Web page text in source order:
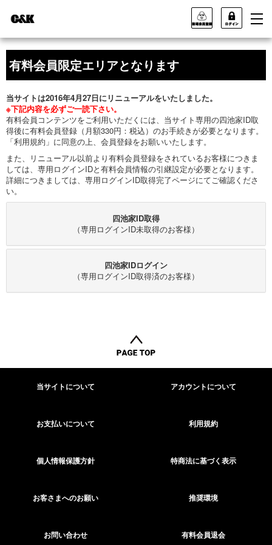
有料会員限定エリアとなります
当サイトは2016年4月27日にリニューアルをいたしました。
※下記内容を必ずご一読下さい。
有料会員コンテンツをご利用いただくには、当サイト専用の四池家ID取
得後に有料会員登録（月額330円：税込）のお手続きが必要となります。
「利用規約」に同意の上、会員登録をお願いいたします。
また、リニューアル以前より有料会員登録をされているお客様につきま
しては、専用ログインIDと有料会員情報の引継設定が必要となります。
詳細につきましては、専用ログインID取得完了ページにてご確認くださ
い。
四池家ID取得
（専用ログインID未取得のお客様）
四池家IDログイン
（専用ログインID取得済のお客様）
当サイトについて アカウントについて
お支払いについて 利用規約
個人情報保護方針 特商法に基づく表示
お客さまへのお願い 推奨環境
お問い合わせ 有料会員退会